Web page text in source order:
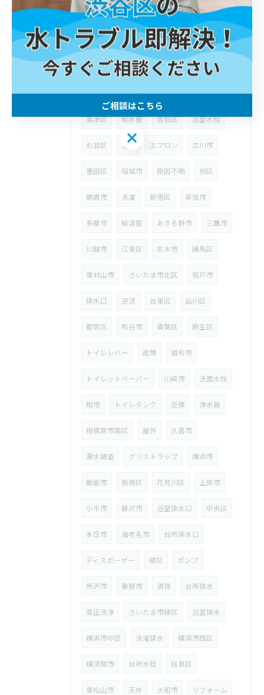
世田谷区 蛇口 西多摩郡 桝
埼玉県 狭山市 ウォーターハンマー
台所 八潮市 漏水 修理 川崎区
町田市 武蔵野市 ウォシュレット
高津区 給水管 宮前区 浴室水栓
杉並区 浴室 エプロン 立川市
墨田区 稲城市 原因不明 旭区
朝霞市 洗濯 新宿区 草加市
多摩市 給湯管 あきる野市 三鷹市
川越市 江東区 志木市 練馬区
東村山市 さいたま市北区 坂戸市
排水口 逆流 台東区 品川区
都筑区 熊谷市 青葉区 麻生区
トイレレバー 故障 調布市
トイレットペーパー 川崎市 洗面水栓
柏市 トイレタンク 交換 浄水器
相模原市南区 屋外 久喜市
漏水調査 グリストラップ 横浜市
飯能市 板橋区 花見川区 上尾市
小平市 藤沢市 浴室排水口 中央区
本庄市 海老名市 台所排水口
ディスポーザー 緑区 ポンプ
所沢市 秦野市 清掃 台所排水
高圧洗浄 さいたま市緑区 浴室排水
横浜市中区 洗濯排水 横浜市西区
横須賀市 台所水栓 目黒区
東松山市 天井 大和市 リフォーム
ご相談はこちら
ご相談はこちら